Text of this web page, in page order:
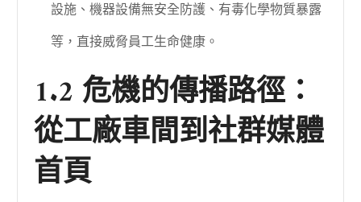
設施、機器設備無安全防護、有毒化學物質暴露
等，直接威脅員工生命健康。
1.2 危機的傳播路徑：
從工廠車間到社群媒體
首頁